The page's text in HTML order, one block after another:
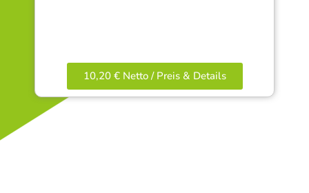
10,20 € Netto / Preis & Details